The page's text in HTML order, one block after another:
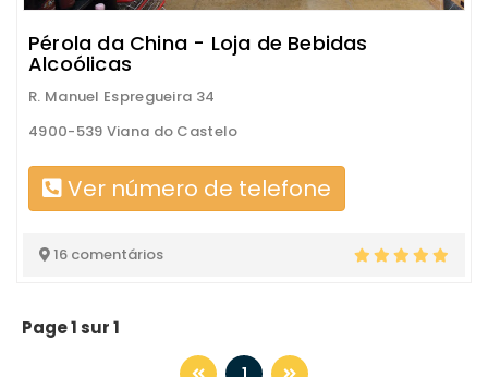
Pérola da China - Loja de Bebidas
Alcoólicas
R. Manuel Espregueira 34
4900-539 Viana do Castelo
Ver número de telefone
16 comentários
Page 1 sur 1